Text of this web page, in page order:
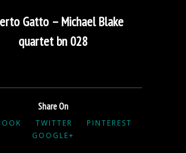
Gatto – Michael Blake
quartet bn 028
Share On
TWITTER
PINTEREST
GOOGLE+